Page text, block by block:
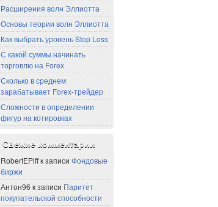
Расширения волн Эллиотта
Основы теории волн Эллиотта
Как выбрать уровень Stop Loss
С какой суммы начинать
торговлю на Forex
Сколько в среднем
зарабатывает Forex-трейдер
Сложности в определении
фигур на котировках
Свежие комментарии
RobertEPiffк записи Фондовые
биржи
Антон96 к записи Паритет
покупательской способности